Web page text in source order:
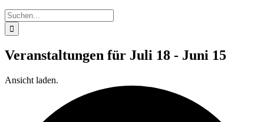
Suche
nach:
Veranstaltungen für Juli 18 - Juni 15
Ansicht laden.